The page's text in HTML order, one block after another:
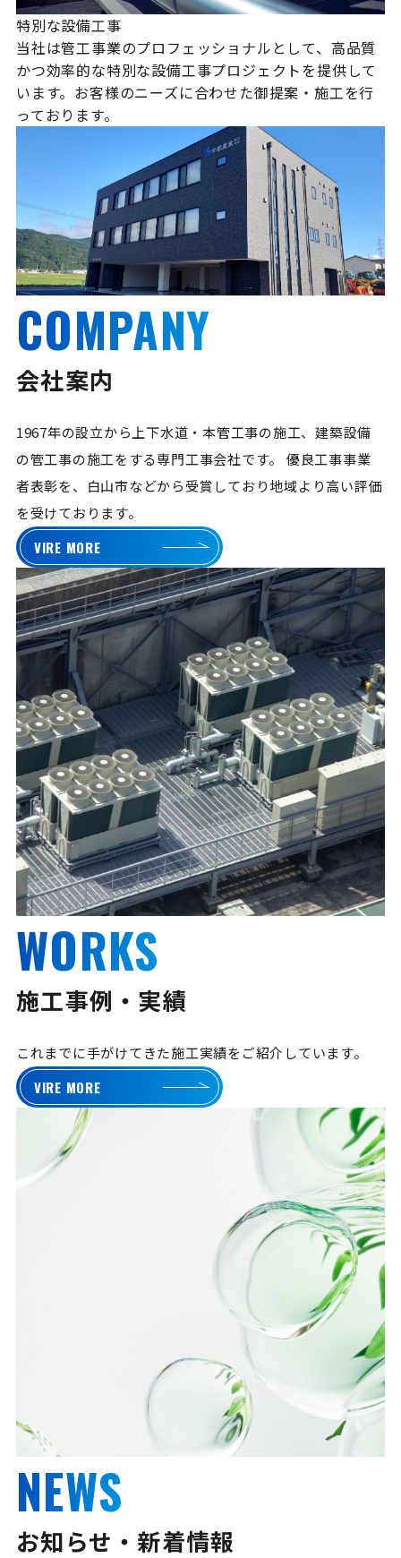
特別な設備工事
当社は管工事業のプロフェッショナルとして、高品質
かつ効率的な特別な設備工事プロジェクトを提供して
います。お客様のニーズに合わせた御提案・施工を行
っております。
COMPANY
会社案内
1967年の設立から上下水道・本管工事の施工、建築設備
の管工事の施工をする専門工事会社です。
優良工事事業
者表彰を、白山市などから受賞しており地域より高い評価
を受けております。
VIRE MORE
WORKS
施工事例・実績
これまでに手がけてきた施工実績をご紹介しています。
VIRE MORE
NEWS
お知らせ・新着情報